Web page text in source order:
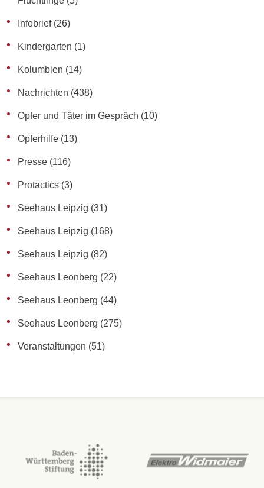
Infobrief(26)
Kindergarten (1)
Kolumbien (14)
Nachrichten (438)
Opfer und Täter im Gespräch (10)
Opferhilfe (13)
Presse (116)
Protactics (3)
Seehaus Leipzig (31)
Seehaus Leipzig (168)
Seehaus Leipzig (82)
Seehaus Leonberg (22)
Seehaus Leonberg (44)
Seehaus Leonberg (275)
Veranstaltungen (51)